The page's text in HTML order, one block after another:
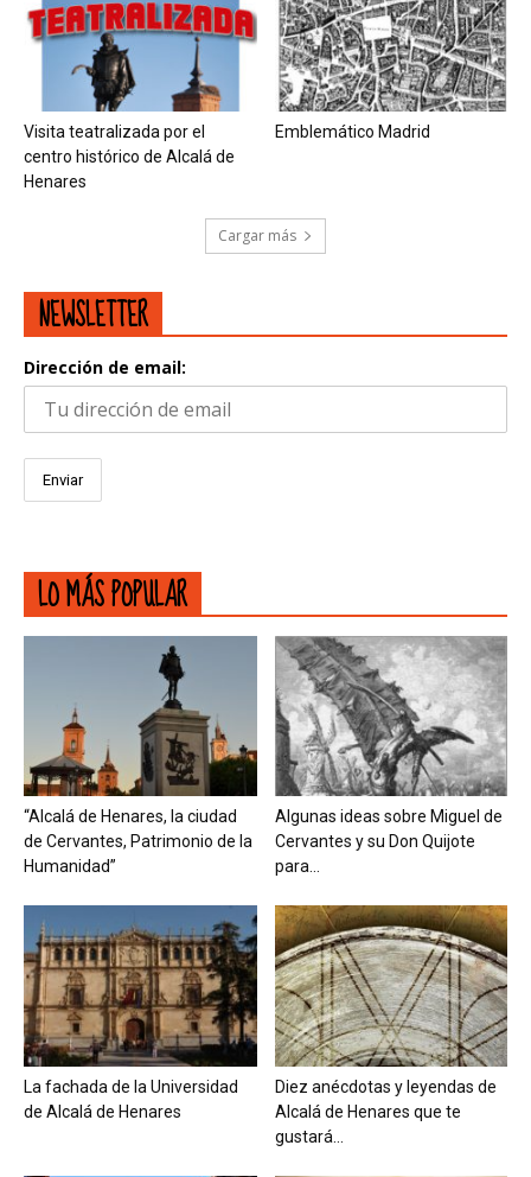
Visita teatralizada por el
centro histórico de Alcalá de
Henares
Emblemático Madrid
Cargar más
NEWSLETTER
Dirección de email:
LO MÁS POPULAR
“Alcalá de Henares, la ciudad
de Cervantes, Patrimonio de la
Humanidad”
Algunas ideas sobre Miguel de
Cervantes y su Don Quijote
para...
La fachada de la Universidad
de Alcalá de Henares
Diez anécdotas y leyendas de
Alcalá de Henares que te
gustará...